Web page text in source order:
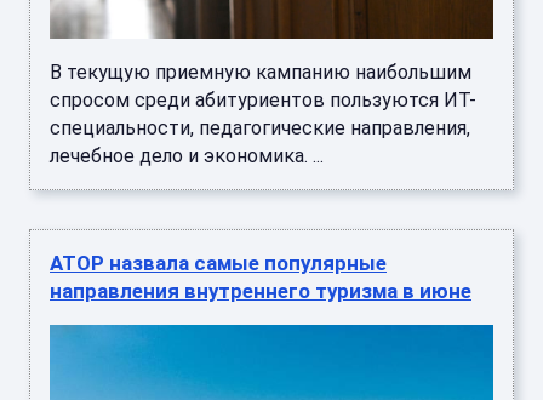
В текущую приемную кампанию наибольшим
спросом среди абитуриентов пользуются ИТ-
специальности, педагогические направления,
лечебное дело и экономика. ...
АТОР назвала самые популярные
направления внутреннего туризма в июне